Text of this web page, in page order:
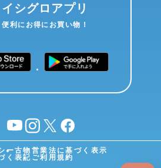
イシグロアプリ
便利にお得にお買い物！
YouTubeinstagram
X facebook
ー古物営業法に基づく表示
く表記 ご利用規約